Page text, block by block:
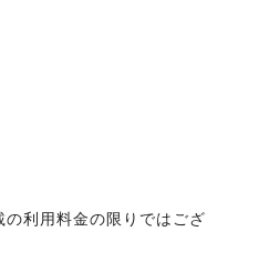
利用料金の限りではござ